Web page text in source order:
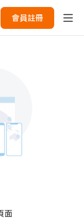
會員註冊
面